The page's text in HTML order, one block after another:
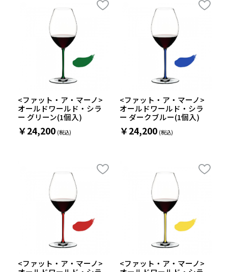
<ファット・ア・マーノ>
オールドワールド・シラ
ー グリーン(1個入)
￥24,200
<ファット・ア・マーノ>
オールドワールド・シラ
ー ダークブルー(1個入)
￥24,200
<ファット・ア・マーノ>
<ファット・ア・マーノ>